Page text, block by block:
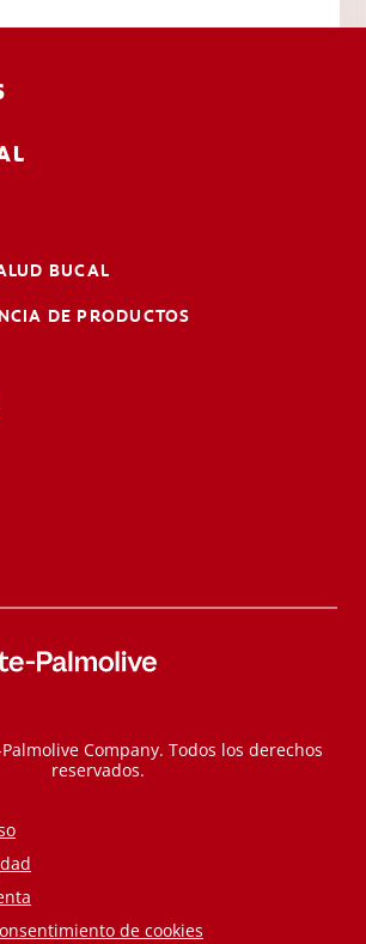
BUCAL
DE PRODUCTOS
Company. Todos los derechos
reservados.
de cookies